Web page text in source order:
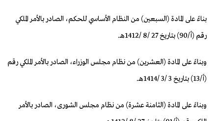
بناءً على المادة (السبعين) من النظام الأساسي للحكم، الصادر بالأمر الملكي
رقم (أ/90) بتاريخ 27 /8 /1412هـ.
وبناءً على المادة (العشرين) من نظام مجلس الوزراء، الصادر بالأمر الملكي رقم
(أ/13) بتاريخ 3 /3 /1414هـ.
وبناءً على المادة (الثامنة عشرة) من نظام مجلس الشورى، الصادر بالأمر